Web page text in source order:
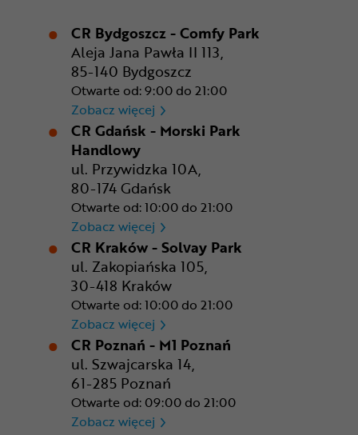
CR Bydgoszcz - Comfy Park
Aleja Jana Pawła II 113,
85-140 Bydgoszcz
Otwarte od: 9:00 do 21:00
Zobacz więcej CR Bydgoszcz - Comfy Park
CR Gdańsk - Morski Park
Handlowy
ul. Przywidzka 10A,
80-174 Gdańsk
Otwarte od: 10:00 do 21:00
Zobacz więcej CR Gdańsk - Morski Park
CR Kraków - Solvay Park
ul. Zakopiańska 105,
30-418 Kraków
Otwarte od: 10:00 do 21:00
Zobacz więcej CR Kraków - Solvay Park
CR Poznań - M1 Poznań
ul. Szwajcarska 14,
61-285 Poznań
Otwarte od: 09:00 do 21:00
Zobacz więcej CR Poznań - M1 Poznań